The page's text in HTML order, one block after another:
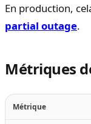
En production,
partial outage.
Métriques
Métrique